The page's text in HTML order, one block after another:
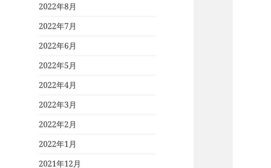
2022年8月
2022年7月
2022年6月
2022年5月
2022年4月
2022年3月
2022年2月
2022年1月
2021年12月